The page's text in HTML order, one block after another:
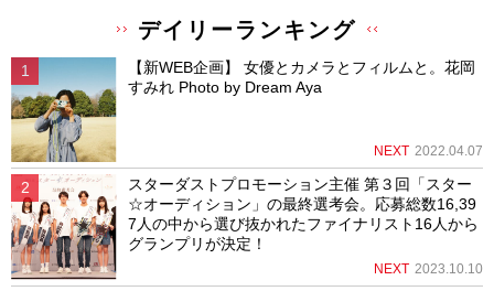
デイリーランキング
【新WEB企画】 女優とカメラとフィルムと。花岡
すみれ Photo by Dream Aya
NEXT 2022.04.07
スターダストプロモーション主催 第３回「スター
☆オーディション」の最終選考会。応募総数16,39
7人の中から選び抜かれたファイナリスト16人から
グランプリが決定！
NEXT 2023.10.10